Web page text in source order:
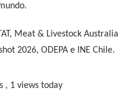
Meat & Livestock
2026, ODEPA e INE Chile.
, 1 views today